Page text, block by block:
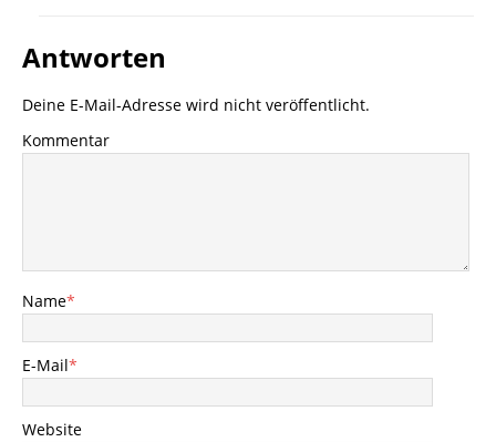
Antworten
Deine E-Mail-Adresse wird nicht veröffentlicht.
Kommentar
Name*
E-Mail*
Website